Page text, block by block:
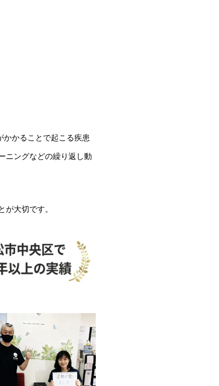
かることで起こる疾患
ニングなどの繰り返し動
大切です。